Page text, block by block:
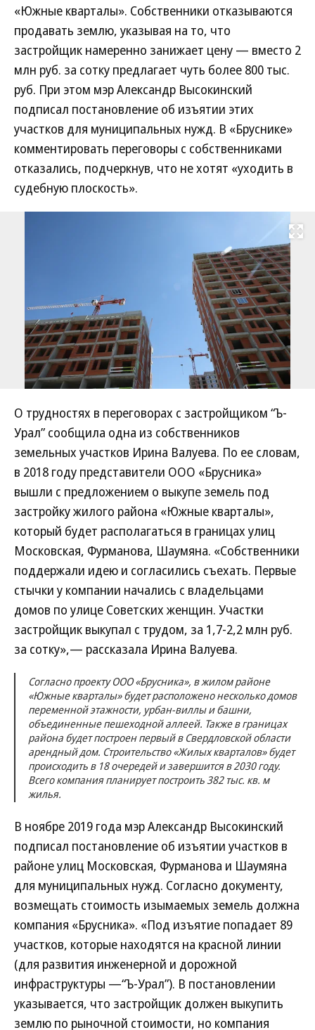
«Южные кварталы». Собственники отказываются
продавать землю, указывая на то, что
застройщик намеренно занижает цену — вместо 2
млн руб. за сотку предлагает чуть более 800 тыс.
руб. При этом мэр Александр Высокинский
подписал постановление об изъятии этих
участков для муниципальных нужд. В «Бруснике»
комментировать переговоры с собственниками
отказались, подчеркнув, что не хотят «уходить в
судебную плоскость».
Развернуть
О трудностях в переговорах с застройщиком “Ъ-
Урал” сообщила одна из собственников
земельных участков Ирина Валуева. По ее словам,
в 2018 году представители ООО «Брусника»
вышли с предложением о выкупе земель под
застройку жилого района «Южные кварталы»,
который будет располагаться в границах улиц
Московская, Фурманова, Шаумяна. «Собственники
поддержали идею и согласились съехать. Первые
стычки у компании начались с владельцами
домов по улице Советских женщин. Участки
застройщик выкупал с трудом, за 1,7-2,2 млн руб.
за сотку»,— рассказала Ирина Валуева.
Согласно проекту ООО «Брусника», в жилом районе
«Южные кварталы» будет расположено несколько домов
переменной этажности, урбан-виллы и башни,
объединенные пешеходной аллеей. Также в границах
района будет построен первый в Свердловской области
арендный дом. Строительство «Жилых кварталов» будет
происходить в 18 очередей и завершится в 2030 году.
Всего компания планирует построить 382 тыс. кв. м
жилья.
В ноябре 2019 года мэр Александр Высокинский
подписал постановление об изъятии участков в
районе улиц Московская, Фурманова и Шаумяна
для муниципальных нужд. Согласно документу,
возмещать стоимость изымаемых земель должна
компания «Брусника». «Под изъятие попадает 89
участков, которые находятся на красной линии
(для развития инженерной и дорожной
инфраструктуры —“Ъ-Урал”). В постановлении
указывается, что застройщик должен выкупить
землю по рыночной стоимости, но компания